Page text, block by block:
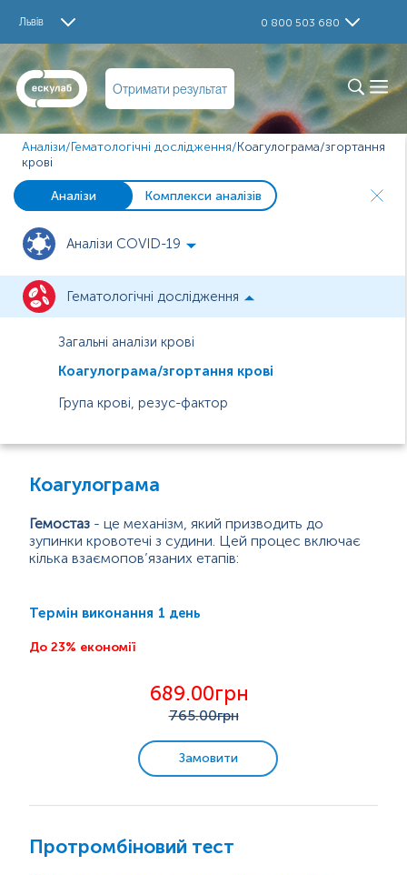
Львів 0 800 503 680
Отримати результат
Аналізи/Гематологічні дослідження/Коагулограма/згортання
крові
Аналізи Комплекси аналізів
Аналізи COVID-19
Гематологічні дослідження
Загальні аналізи крові
Коагулограма/згортання крові
Група крові, резус-фактор
Дослідження калу
Дослідження сперми
Урогенітальні інфекції
Гормональні дослідження
Коагулограма
Гемостаз - це механізм, який призводить до
зупинки кровотечі з судини. Цей процес включає
кілька взаємопов’язаних етапів:
утворення тимчасового тромбу - первинний
гемостаз;
активація коагуляційного каскаду - вторинний
гемостаз;
Первинний гемостаз полягає в тому, що
тромбоцити, які циркулюють у крові,
прикріплюються до пошкодженої судини,
нашаровуються та утворюють тромб, який зупиняє
Термін виконання 1 день
До 23% економії
689.00грн
765.00грн
Замовити
Протромбіновий тест